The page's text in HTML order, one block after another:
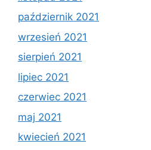
październik 2021
wrzesień 2021
sierpień 2021
lipiec 2021
czerwiec 2021
maj 2021
kwiecień 2021